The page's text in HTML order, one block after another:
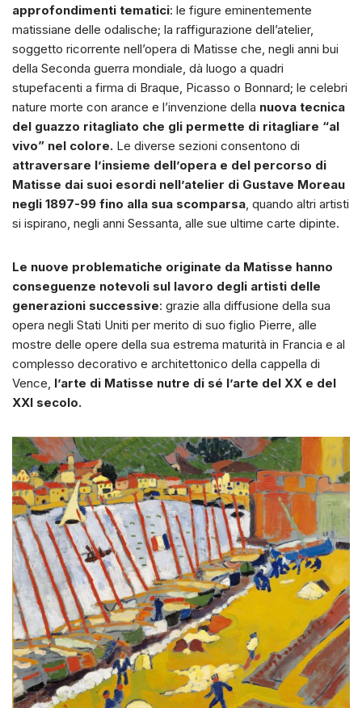
approfondimenti tematici: le figure eminentemente
matissiane delle odalische; la raffigurazione dell’atelier,
soggetto ricorrente nell’opera di Matisse che, negli anni bui
della Seconda guerra mondiale, dà luogo a quadri
stupefacenti a firma di Braque, Picasso o Bonnard; le celebri
nature morte con arance e l’invenzione della nuova tecnica
del guazzo ritagliato che gli permette di ritagliare “al
vivo” nel colore. Le diverse sezioni consentono di
attraversare l’insieme dell’opera e del percorso di
Matisse dai suoi esordi nell’atelier di Gustave Moreau
negli 1897-99 fino alla sua scomparsa, quando altri artisti
si ispirano, negli anni Sessanta, alle sue ultime carte dipinte.
Le nuove problematiche originate da Matisse hanno
conseguenze notevoli sul lavoro degli artisti delle
generazioni successive: grazie alla diffusione della sua
opera negli Stati Uniti per merito di suo figlio Pierre, alle
mostre delle opere della sua estrema maturità in Francia e al
complesso decorativo e architettonico della cappella di
Vence, l’arte di Matisse nutre di sé l’arte del XX e del
XXI secolo.